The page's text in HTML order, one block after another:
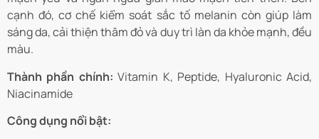
cạnh đó, cơ chế kiểm soát sắc tố melanin còn giúp làm
sáng da, cải thiện thâm đỏ và duy trì làn da khỏe mạnh, đều
màu.
Thành phần chính: Vitamin K, Peptide, Hyaluronic Acid,
Niacinamide
Công dụng nổi bật: